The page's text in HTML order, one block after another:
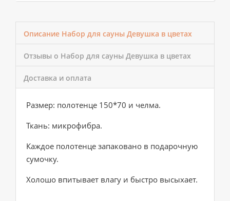
Описание Набор для сауны Девушка в цветах
Отзывы о Набор для сауны Девушка в цветах
Доставка и оплата
Размер: полотенце 150*70 и челма.
Ткань: микрофибра.
Каждое полотенце запаковано в подарочную
сумочку.
Холошо впитывает влагу и быстро высыхает.